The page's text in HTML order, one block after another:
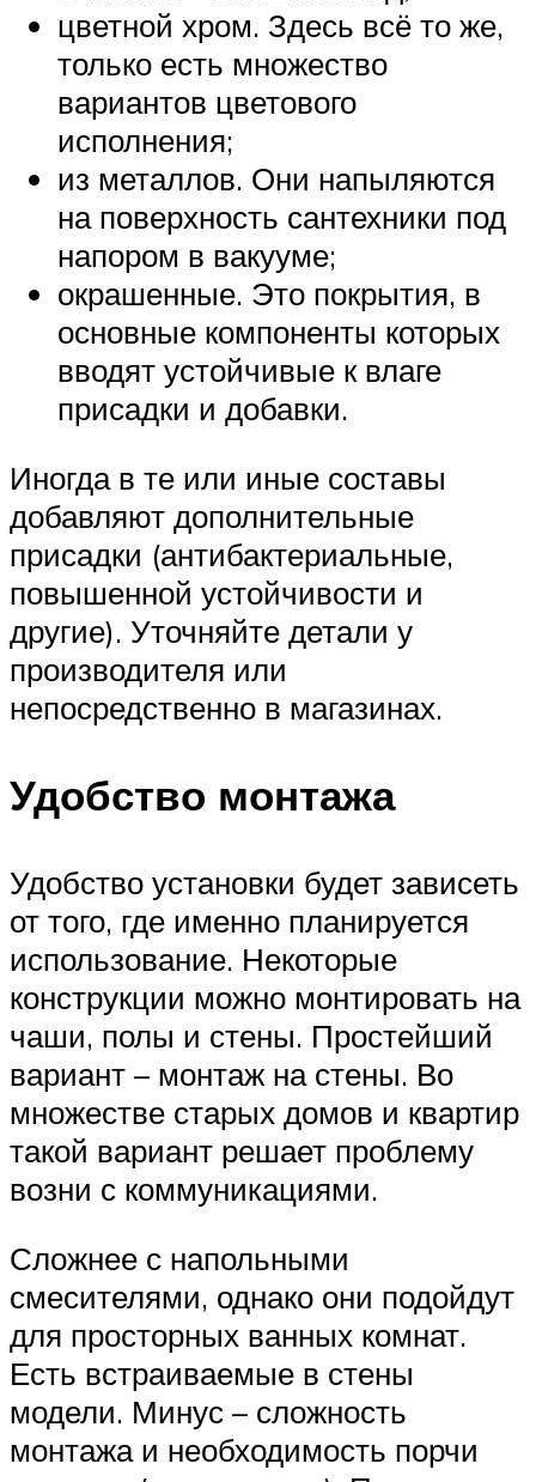
цветной хром. Здесь всё то же,
только есть множество
вариантов цветового
исполнения;
из металлов. Они напыляются
на поверхность сантехники под
напором в вакууме;
окрашенные. Это покрытия, в
основные компоненты которых
вводят устойчивые к влаге
присадки и добавки.
Иногда в те или иные составы
добавляют дополнительные
присадки (антибактериальные,
повышенной устойчивости и
другие). Уточняйте детали у
производителя или
непосредственно в магазинах.
Удобство монтажа
Удобство установки будет зависеть
от того, где именно планируется
использование. Некоторые
конструкции можно монтировать на
чаши, полы и стены. Простейший
вариант – монтаж на стены. Во
множестве старых домов и квартир
такой вариант решает проблему
возни с коммуникациями.
Сложнее с напольными
смесителями, однако они подойдут
для просторных ванных комнат.
Есть встраиваемые в стены
модели. Минус – сложность
монтажа и необходимость порчи